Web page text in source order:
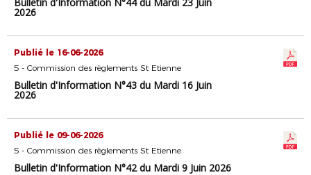
2026
Publié le 16-06-2026
5 - Commission des règlements St Etienne
Bulletin d'Information N°43 du Mardi 16 Juin
2026
Publié le 09-06-2026
5 - Commission des règlements St Etienne
Bulletin d'Information N°42 du Mardi 9 Juin 2026